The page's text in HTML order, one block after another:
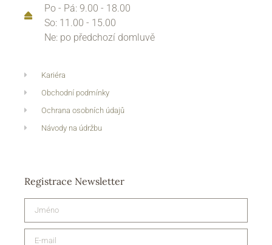
Po - Pá: 9.00 - 18.00
So: 11.00 - 15.00
Ne: po předchozí domluvě
Kariéra
Obchodní podmínky
Ochrana osobních údajů
Návody na údržbu
Registrace Newsletter